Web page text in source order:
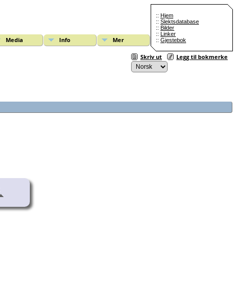
:: Hjem
:: Slektsdatabase
:: Bilder
:: Linker
:: Gjestebok
Media Info Mer
Skriv ut Legg til bokmerke